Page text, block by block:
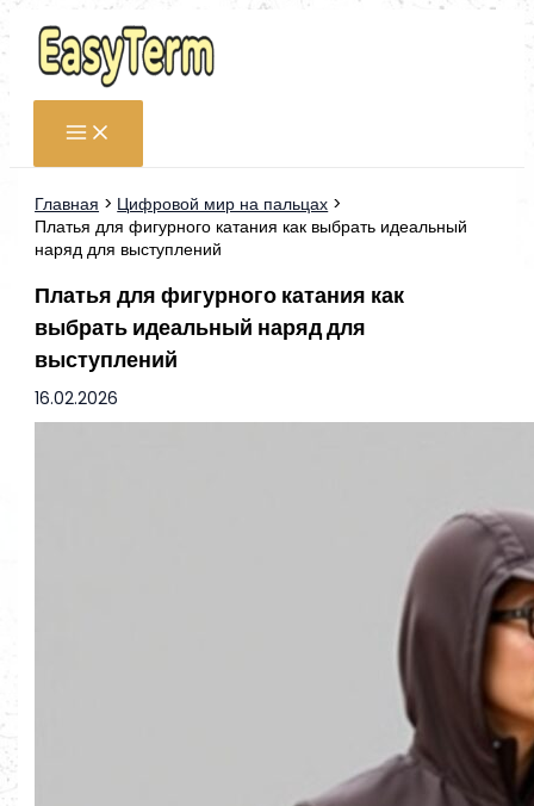
Перейти
к
содержимому
Главная
Цифровой мир на пальцах
Платья для фигурного катания как выбрать идеальный
наряд для выступлений
Платья для фигурного катания как
выбрать идеальный наряд для
выступлений
16.02.2026